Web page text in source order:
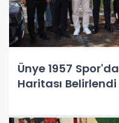
Ünye 1957
Haritası Belirlendi